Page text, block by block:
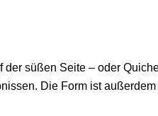
süßen Seite – oder
Die Form ist